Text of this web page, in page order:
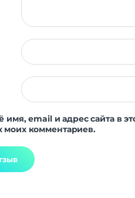
имя, email и адрес сайта в
комментариев.